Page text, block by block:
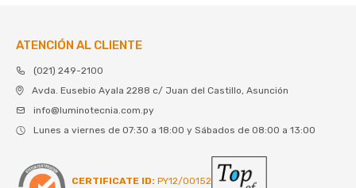
ATENCIÓN AL CLIENTE
(021) 249-2100
Avda. Eusebio Ayala 2288 c/ Juan del Castillo, Asunción
info@luminotecnia.com.py
Lunes a viernes de 07:30 a 18:00 y Sábados de 08:00 a 13:00
CERTIFICATE ID: PY12/00152